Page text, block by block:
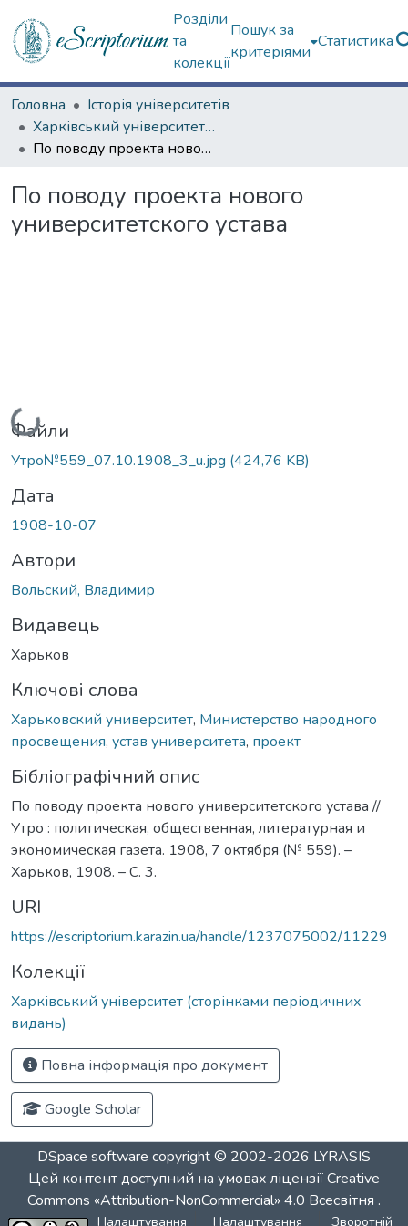
Розділи
та
колекції
Пошук за
критеріями
Статистика
Головна
Історія університетів
Харківський університет (сторінками періодичних видань)
По поводу проекта нового университетского устава
По поводу проекта нового
университетского устава
Вантажиться...
Файли
Утро№559_07.10.1908_3_u.jpg (424,76 KB)
Дата
1908-10-07
Автори
Вольский, Владимир
Видавець
Харьков
Ключові слова
Харьковский университет, Министерство народного
просвещения, устав университета, проект
Бібліографічний опис
По поводу проекта нового университетского устава //
Утро : политическая, общественная, литературная и
экономическая газета. 1908, 7 октября (№ 559). –
Харьков, 1908. – С. 3.
URI
https://escriptorium.karazin.ua/handle/1237075002/11229
Колекції
Харківський університет (сторінками періодичних
видань)
Повна інформація про документ
Google Scholar
DSpace software copyright © 2002-2026 LYRASIS
Цей контент доступний на умовах ліцензіїCreative
Commons «Attribution-NonCommercial» 4.0 Всесвітня .
Налаштування Налаштування Зворотній